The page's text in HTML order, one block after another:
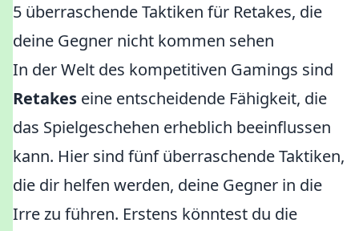
5 überraschende Taktiken für Retakes, die
deine Gegner nicht kommen sehen
In der Welt des kompetitiven Gamings sind
Retakes eine entscheidende Fähigkeit, die
das Spielgeschehen erheblich beeinflussen
kann. Hier sind fünf überraschende Taktiken,
die dir helfen werden, deine Gegner in die
Irre zu führen. Erstens könntest du die